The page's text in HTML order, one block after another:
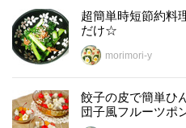
超簡単時短節約料
だけ☆
morimori-y
餃子の皮で簡単ひ
団子風フルーツポ